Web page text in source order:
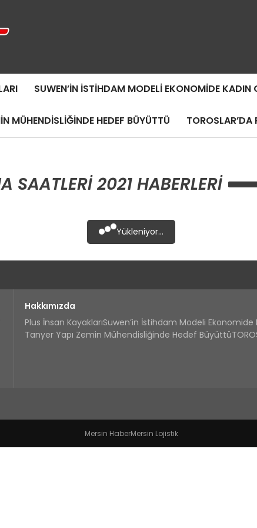
SUWEN’IN İSTIHDAM MODELI EKONOMIDE
MÜHENDISLIĞINDE HEDEF BÜYÜTTÜ TOROSLAR’DA
2021 HABERLERI
Yükleniyor...
Hakkımızda
Plus İnsan KayaklarıSuwen’in İstihdam Modeli
Tanyer Yapı Zemin Mühendisliğinde Hedef Büyüttü
Mersin HaberMersin Lojistik